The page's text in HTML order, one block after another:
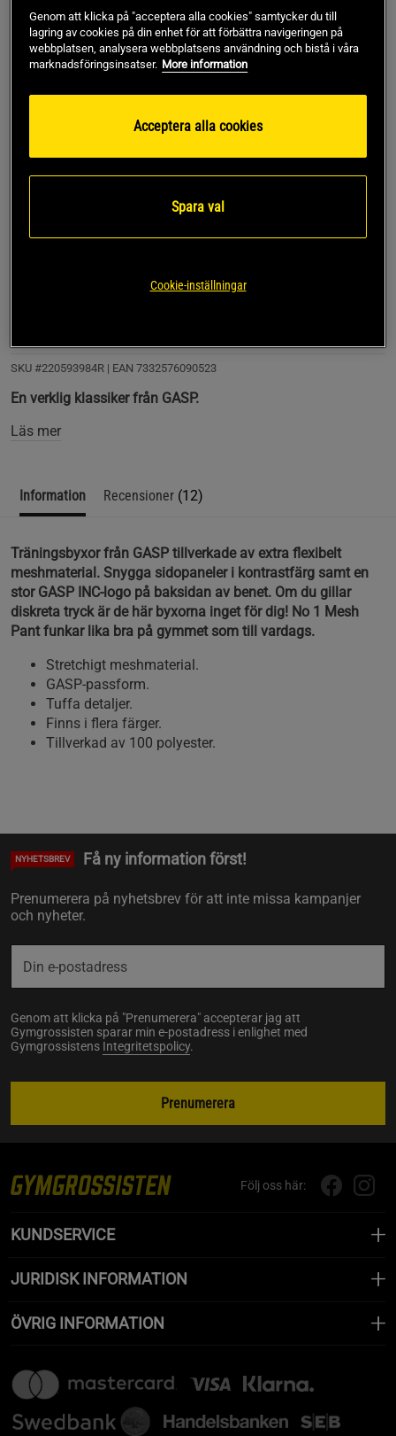
år sedan, så blir du lite besviken.
Fickornas storlek är ca 70% av den tidigare modellen.
Dragsnöret på bilden är helt missvisande. Ändarna
hänger ut ca 12 cm, tidigare modell ca 45 cm (som
byxorna på bilden).
som jag köpte för ca 7 år sedan och fortfarande är hela
pga tjockare tyg.
SKU #220593984R | EAN 7332576090523
En verklig klassiker från GASP.
Läs mer
Information Recensioner (12)
Träningsbyxor från GASP tillverkade av extra flexibelt
meshmaterial. Snygga sidopaneler i kontrastfärg samt en
stor GASP INC-logo på baksidan av benet. Om du gillar
diskreta tryck är de här byxorna inget för dig! No 1 Mesh
Pant funkar lika bra på gymmet som till vardags.
Stretchigt meshmaterial.
GASP-passform.
Tuffa detaljer.
Finns i flera färger.
Tillverkad av 100 polyester.
NYHETSBREV Få ny information först!
Prenumerera på nyhetsbrev för att inte missa kampanjer
och nyheter.
Genom att klicka på "Prenumerera" accepterar jag att
Gymgrossisten sparar min e-postadress i enlighet med
Gymgrossistens Integritetspolicy.
Prenumerera
Följ oss här:
KUNDSERVICE
JURIDISK INFORMATION
ÖVRIG INFORMATION
Genom att klicka på "acceptera alla cookies" samtycker du till
lagring av cookies på din enhet för att förbättra navigeringen på
webbplatsen, analysera webbplatsens användning och bistå i våra
marknadsföringsinsatser. More information
Acceptera alla cookies
Spara val
Cookie-inställningar